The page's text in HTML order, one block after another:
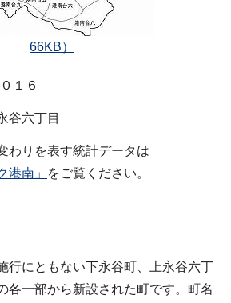
66KB）
１６
谷六丁目
わりを表す統計データは
港南」 をご覧ください。
行にともない下永谷町、上永谷六丁
各一部から新設された町です。町名